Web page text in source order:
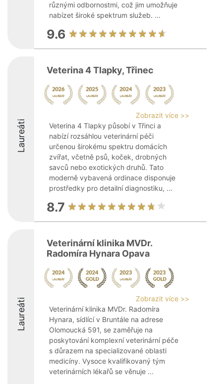
různými odbornostmi, což jim umožňuje
nabízet široké spektrum služeb. ...
9.6
Laureáti
Veterina 4 Tlapky, Třinec
Zobrazit více >>
Veterina 4 Tlapky působí v Třinci a
nabízí rozsáhlou veterinární péči
určenou širokému spektru domácích
zvířat, včetně psů, koček, drobných
savců nebo exotických druhů. Tato
moderně vybavená ordinace disponuje
prostředky pro detailní diagnostiku, ...
8.7
Laureáti
Veterinární klinika MVDr.
Radomíra Hynara Opava
Zobrazit více >>
Veterinární klinika MVDr. Radomíra
Hynara, sídlící v Bruntále na adrese
Olomoucká 591, se zaměřuje na
poskytování komplexní veterinární péče
s důrazem na specializované oblasti
medicíny. Vysoce kvalifikovaný tým
veterinárních lékařů se věnuje ...